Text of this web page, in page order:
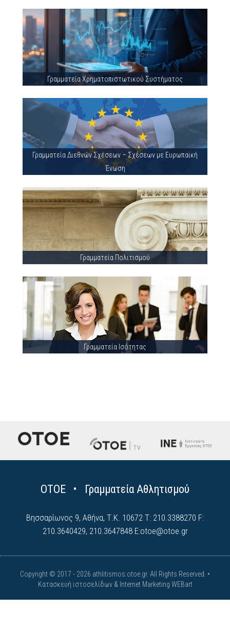
Γραμματεία Χρηματοπιστωτικού Συστήματος
Γραμματεία Διεθνών Σχέσεων – Σχέσεων με Ευρωπαϊκή
Ένωση
Γραμματεία Πολιτισμού
Γραμματεία Ισότητας
ΟΤΟΕ • Γραμματεία Αθλητισμού
Βησσαρίωνος 9, Αθήνα, Τ.Κ. 10672 Τ: 210.3388270 F:
210.3640429, 210.3647848 E:otoe@otoe.gr
Copyright © 2017 - 2026 athlitismos.otoe.gr. All Rights Reserved. •
Κατασκευή ιστοσελίδων & Internet Marketing WEBart